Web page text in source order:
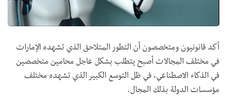
أكد قانونيون ومتخصصون أن التطور المتلاحق الذي تشهده الإمارات
في مختلف المجالات أصبح يتطلب بشكل عاجل محامين متخصصين
في الذكاء الاصطناعي، في ظل التوسع الكبير الذي تشهده مختلف
مؤسسات الدولة بذلك المجال.